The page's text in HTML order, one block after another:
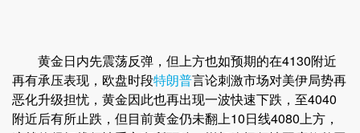
黄金日内先震荡反弹，但上方也如预期的在4130附近
再有承压表现，欧盘时段特朗普言论刺激市场对美伊局势再
恶化升级担忧，黄金因此也再出现一波快速下跌，至4040
附近后有所止跌，但目前黄金仍未翻上10日线4080上方，